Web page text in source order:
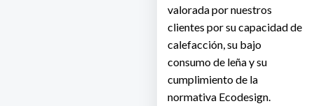
valorada por nuestros
clientes por su capacidad de
calefacción, su bajo
consumo de leña y su
cumplimiento de la
normativa Ecodesign.